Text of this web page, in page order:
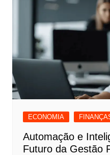
ECONOMIA
Automação e
Futuro da Gestão